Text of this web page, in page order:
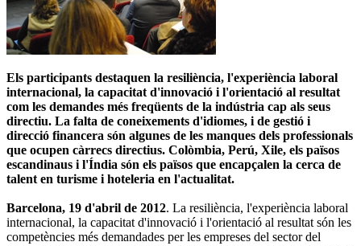
Els participants destaquen la resiliència, l'experiència laboral
internacional, la capacitat d'innovació i l'orientació al resultat
com les demandes més freqüents de la indústria cap als seus
directiu. La falta de coneixements d'idiomes, i de gestió i
direcció financera són algunes de les manques dels professionals
que ocupen càrrecs directius. Colòmbia, Perú, Xile, els països
escandinaus i l'Índia són els països que encapçalen la cerca de
talent en turisme i hoteleria en l'actualitat.
Barcelona, 19 d'abril de 2012. La resiliència, l'experiència laboral
internacional, la capacitat d'innovació i l'orientació al resultat són les
competències més demandades per les empreses del sector del